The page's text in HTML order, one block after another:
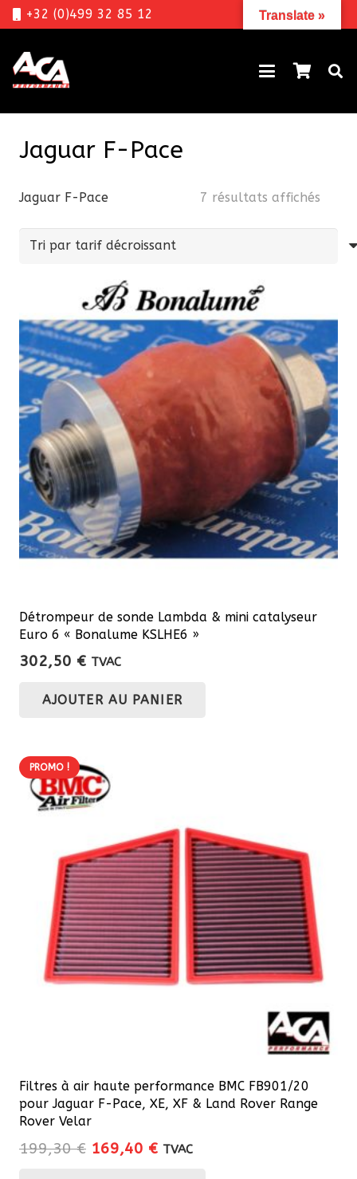
+32 (0)499 32 85 12
Jaguar F-Pace
Jaguar F-Pace 7 résultats affichés
Détrompeur de sonde Lambda & mini catalyseur
Euro 6 « Bonalume KSLHE6 »
302,50 € TVAC
AJOUTER AU PANIER
PROMO !
Filtres à air haute performance BMC FB901/20
pour Jaguar F-Pace, XE, XF & Land Rover Range
Rover Velar
199,30€ Le
169,40 €Le
TVAC
Translate »